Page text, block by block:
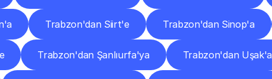
Trabzon'dan Siirt'e Trabzon'dan Sinop'a
Trabzon'dan Şanlıurfa'ya Trabzon'dan Uşak'a